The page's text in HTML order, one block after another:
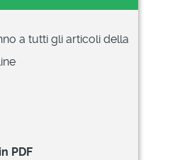
a tutti gli articoli della
PDF